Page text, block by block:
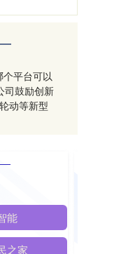
平台可以
司鼓励创新
动等新型
能
之家